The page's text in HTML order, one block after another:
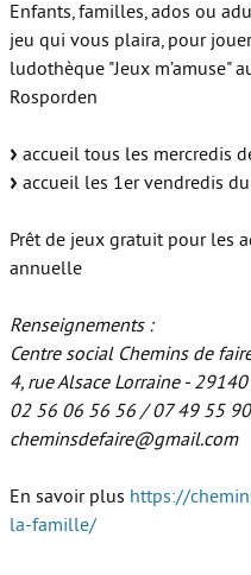
Place
Enfants, familles, ados ou
jeu qui vous plaira, pour
ludothèque "Jeux m’amuse"
Rosporden
accueil tous les mercredis
accueil les 1er vendredis
Prêt de jeux gratuit pour les
annuelle
Renseignements :
Centre social Chemins de
4, rue Alsace Lorraine -
02 56 06 56 56 / 07 49 55
cheminsdefaire@gmail.com
En savoir plus https://
la-famille/